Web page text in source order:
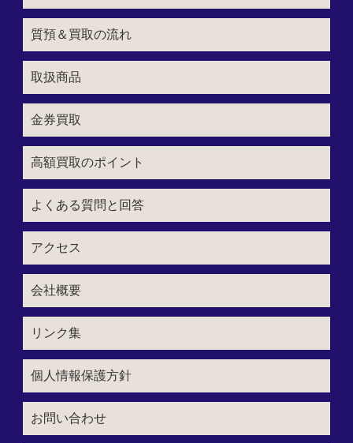
質預＆買取の流れ
取扱商品
金券買取
高額買取のポイント
よくある質問と回答
アクセス
会社概要
リンク集
個人情報保護方針
お問い合わせ